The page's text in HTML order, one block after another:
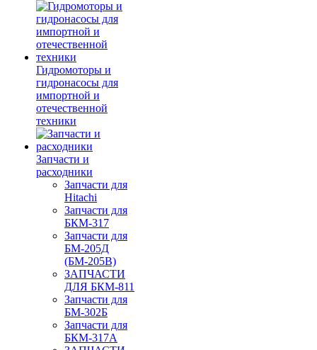
Гидромоторы и
гидронасосы для
импортной и
отечественной
техники
Запчасти и
расходники
Запчасти для
Hitachi
Запчасти для
БКМ-317
Запчасти для
БМ-205Д
(БМ-205В)
ЗАПЧАСТИ
ДЛЯ БКМ-811
Запчасти для
БМ-302Б
Запчасти для
БКМ-317А